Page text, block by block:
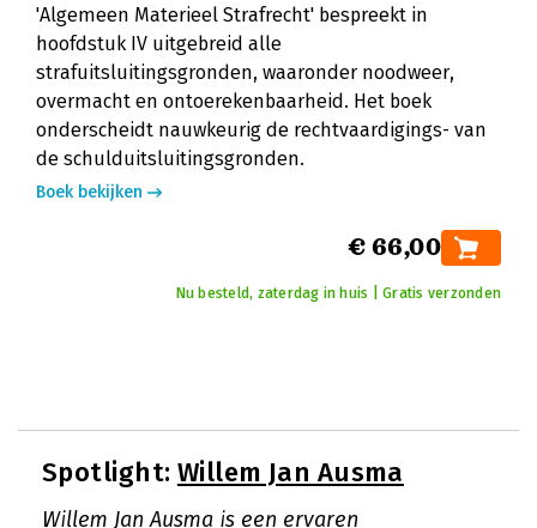
'Algemeen Materieel Strafrecht' bespreekt in
hoofdstuk IV uitgebreid alle
strafuitsluitingsgronden, waaronder noodweer,
overmacht en ontoerekenbaarheid. Het boek
onderscheidt nauwkeurig de rechtvaardigings- van
de schulduitsluitingsgronden.
Boek bekijken
€ 66,00
Nu besteld, zaterdag in huis | Gratis verzonden
Spotlight: Willem Jan Ausma
Willem Jan Ausma is een ervaren